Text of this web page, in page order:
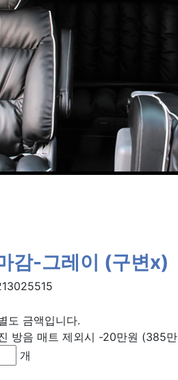
감-그레이 (구변x)
도 금액입니다.
방음 매트 제외시 -20만원 (385
개